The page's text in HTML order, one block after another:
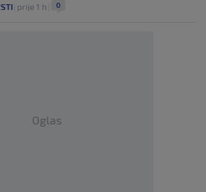
prije 1 h 0
Oglas